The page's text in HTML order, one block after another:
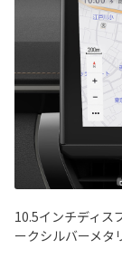
10.5インチディス
ークシルバーメタ